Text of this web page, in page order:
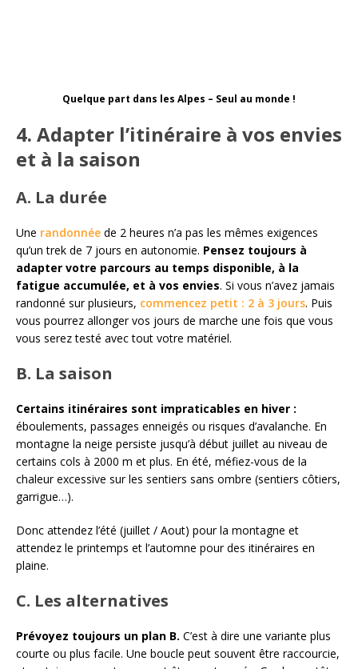
Quelque part dans les Alpes – Seul au monde !
4. Adapter l’itinéraire à vos envies
et à la saison
A. La durée
Une randonnée de 2 heures n’a pas les mêmes exigences
qu’un trek de 7 jours en autonomie. Pensez toujours à
adapter votre parcours au temps disponible, à la
fatigue accumulée, et à vos envies. Si vous n’avez jamais
randonné sur plusieurs, commencez petit : 2 à 3 jours. Puis
vous pourrez allonger vos jours de marche une fois que vous
vous serez testé avec tout votre matériel.
B. La saison
Certains itinéraires sont impraticables en hiver :
éboulements, passages enneigés ou risques d’avalanche. En
montagne la neige persiste jusqu’à début juillet au niveau de
certains cols à 2000 m et plus. En été, méfiez-vous de la
chaleur excessive sur les sentiers sans ombre (sentiers côtiers,
garrigue…).
Donc attendez l’été (juillet / Aout) pour la montagne et
attendez le printemps et l’automne pour des itinéraires en
plaine.
C. Les alternatives
Prévoyez toujours un plan B. C’est à dire une variante plus
courte ou plus facile. Une boucle peut souvent être raccourcie,